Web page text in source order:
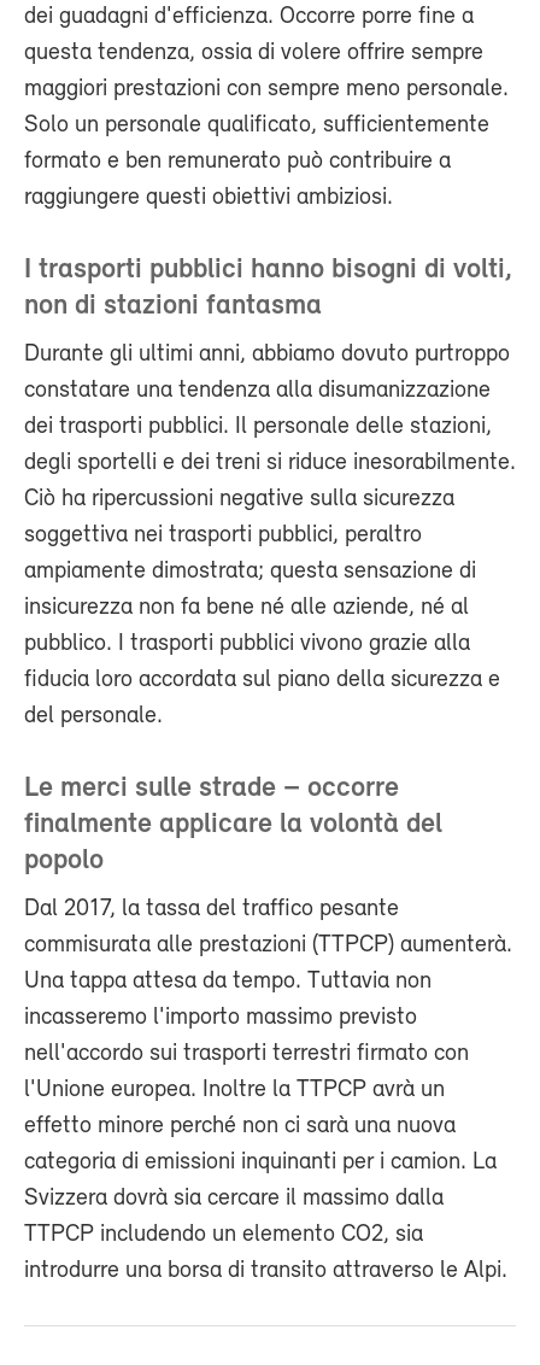
dei guadagni d'efficienza. Occorre porre fine a
questa tendenza, ossia di volere offrire sempre
maggiori prestazioni con sempre meno personale.
Solo un personale qualificato, sufficientemente
formato e ben remunerato può contribuire a
raggiungere questi obiettivi ambiziosi.
I trasporti pubblici hanno bisogni di volti,
non di stazioni fantasma
Durante gli ultimi anni, abbiamo dovuto purtroppo
constatare una tendenza alla disumanizzazione
dei trasporti pubblici. Il personale delle stazioni,
degli sportelli e dei treni si riduce inesorabilmente.
Ciò ha ripercussioni negative sulla sicurezza
soggettiva nei trasporti pubblici, peraltro
ampiamente dimostrata; questa sensazione di
insicurezza non fa bene né alle aziende, né al
pubblico. I trasporti pubblici vivono grazie alla
fiducia loro accordata sul piano della sicurezza e
del personale.
Le merci sulle strade – occorre
finalmente applicare la volontà del
popolo
Dal 2017, la tassa del traffico pesante
commisurata alle prestazioni (TTPCP) aumenterà.
Una tappa attesa da tempo. Tuttavia non
incasseremo l'importo massimo previsto
nell'accordo sui trasporti terrestri firmato con
l'Unione europea. Inoltre la TTPCP avrà un
effetto minore perché non ci sarà una nuova
categoria di emissioni inquinanti per i camion. La
Svizzera dovrà sia cercare il massimo dalla
TTPCP includendo un elemento CO2, sia
introdurre una borsa di transito attraverso le Alpi.